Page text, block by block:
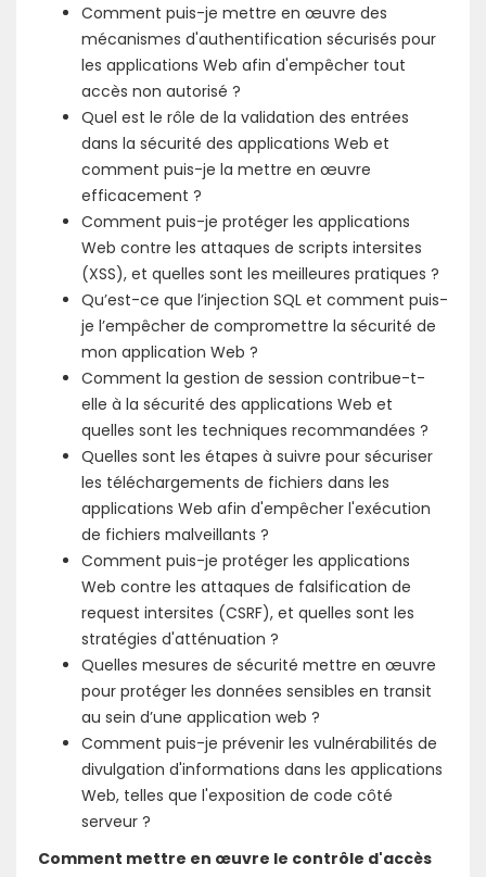
Comment puis-je mettre en œuvre des
mécanismes d'authentification sécurisés pour
les applications Web afin d'empêcher tout
accès non autorisé ?
Quel est le rôle de la validation des entrées
dans la sécurité des applications Web et
comment puis-je la mettre en œuvre
efficacement ?
Comment puis-je protéger les applications
Web contre les attaques de scripts intersites
(XSS), et quelles sont les meilleures pratiques ?
Qu’est-ce que l’injection SQL et comment puis-
je l’empêcher de compromettre la sécurité de
mon application Web ?
Comment la gestion de session contribue-t-
elle à la sécurité des applications Web et
quelles sont les techniques recommandées ?
Quelles sont les étapes à suivre pour sécuriser
les téléchargements de fichiers dans les
applications Web afin d'empêcher l'exécution
de fichiers malveillants ?
Comment puis-je protéger les applications
Web contre les attaques de falsification de
request intersites (CSRF), et quelles sont les
stratégies d'atténuation ?
Quelles mesures de sécurité mettre en œuvre
pour protéger les données sensibles en transit
au sein d’une application web ?
Comment puis-je prévenir les vulnérabilités de
divulgation d'informations dans les applications
Web, telles que l'exposition de code côté
serveur ?
Comment mettre en œuvre le contrôle d'accès